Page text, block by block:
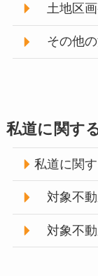
土地区
その他の
私道に関す
私道に関
対象不動
対象不動